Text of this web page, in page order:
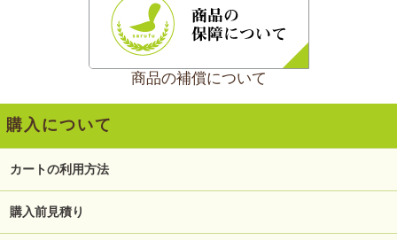
商品の補償について
購入について
カートの利用方法
購入前見積り